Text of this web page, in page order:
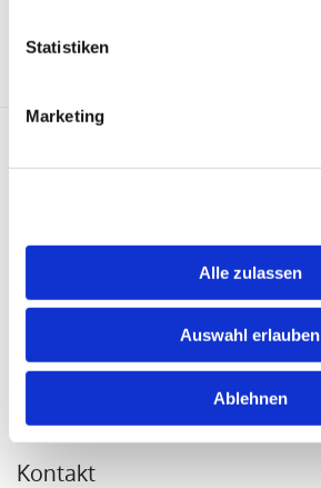
Statistiken
Marketing
Alle zulassen
Auswahl erlauben
Ablehnen
diese Karte anzuzeigen.
Accept cookies
Kontakt